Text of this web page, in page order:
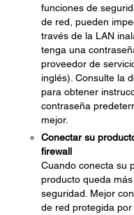
funciones de
de red, pueden
través de la LAN
tenga una
proveedor de
inglés). Consulte la
para obtener
contraseña
mejor.
Conectar su
firewall
Cuando conecta su
producto queda
seguridad. Mejor
de red protegida